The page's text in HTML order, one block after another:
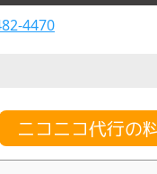
4470
ニコニコ代行の